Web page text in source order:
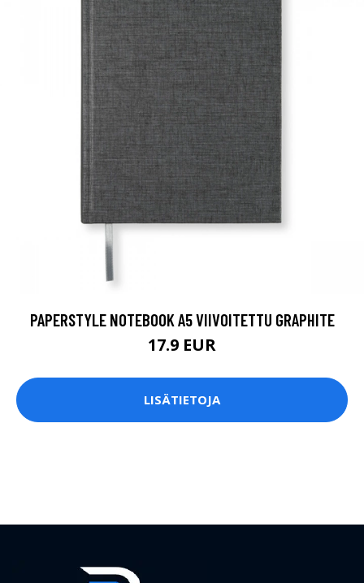
PAPERSTYLE NOTEBOOK A5 VIIVOITETTU GRAPHITE
17.9 EUR
LISÄTIETOJA